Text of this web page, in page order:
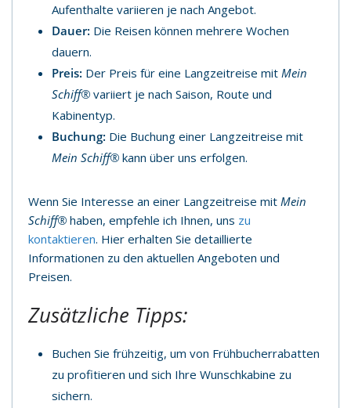
Aufenthalte variieren je nach Angebot.
Dauer: Die Reisen können mehrere Wochen
dauern.
Preis: Der Preis für eine Langzeitreise mit Mein
Schiff® variiert je nach Saison, Route und
Kabinentyp.
Buchung: Die Buchung einer Langzeitreise mit
Mein Schiff® kann über uns erfolgen.
Wenn Sie Interesse an einer Langzeitreise mit Mein
Schiff® haben, empfehle ich Ihnen, uns zu
kontaktieren. Hier erhalten Sie detaillierte
Informationen zu den aktuellen Angeboten und
Preisen.
Zusätzliche Tipps:
Buchen Sie frühzeitig, um von Frühbucherrabatten
zu profitieren und sich Ihre Wunschkabine zu
sichern.